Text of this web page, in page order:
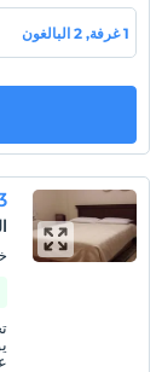
16.5 كم من المطار و 11 كم من وسط المدينة. بعيد
سياسات الفندق
1 غرفة, 2 البالغون
3 +